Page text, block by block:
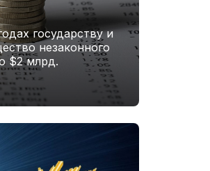
государству и
незаконного
$2 млрд.